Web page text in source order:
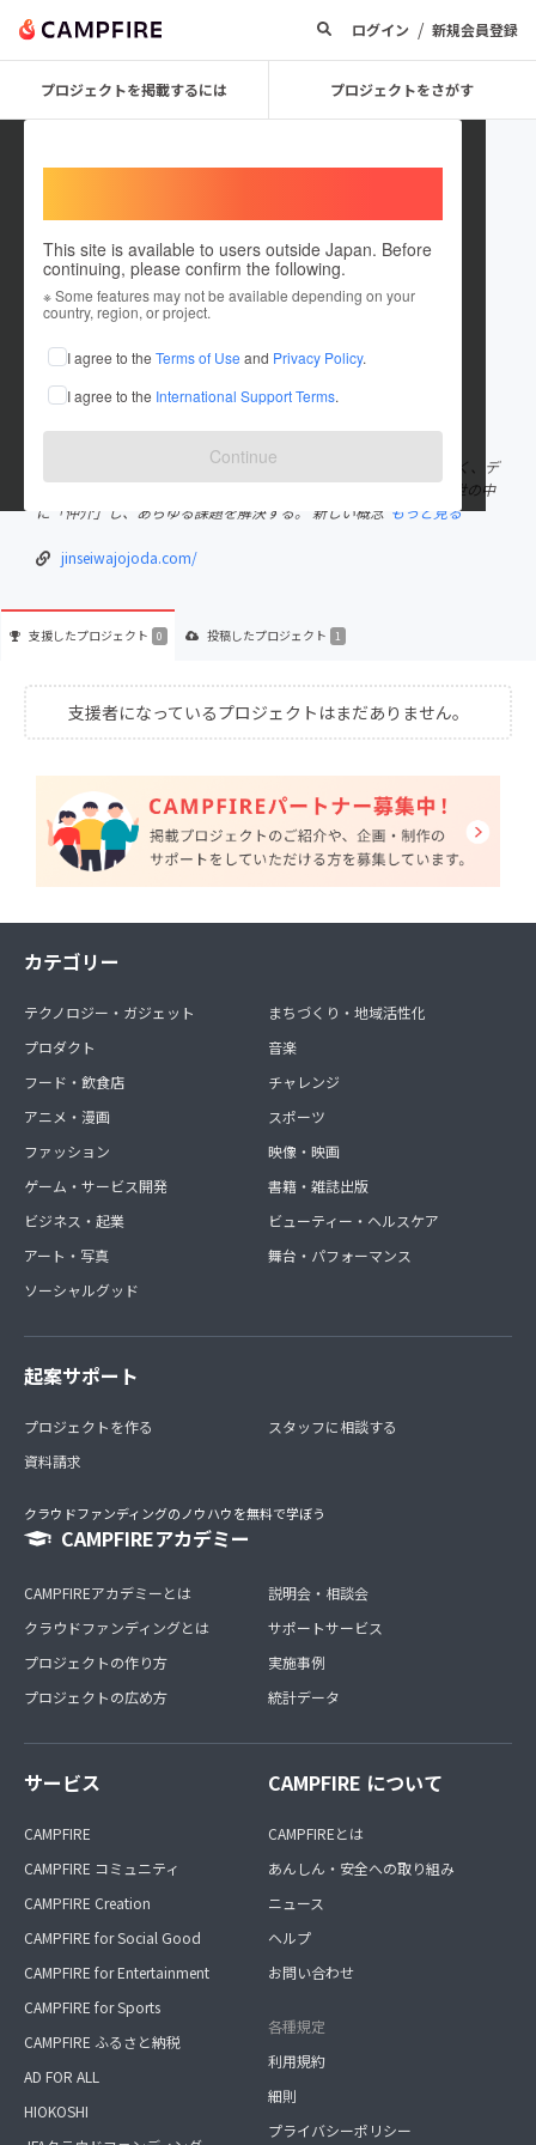
ログイン / 新規会員登録
プロジェクトを掲載するには プロジェクトをさがす
This site is available to users outside Japan. Before
continuing, please confirm the following.
※ Some features may not be available depending on your
country, region, or project.
I agree to the Terms of Use and Privacy Policy.
I agree to the International Support Terms.
Continue
jinsei_jojo
これまでに1件のプロジェクトを投稿しています
在住国：日本 現在地：香川県
出身国：日本 出身地：香川県
ブランディングやPRを起点としてデザインを「作る」だけではなく、デ
ザインと「繋げる」、デザインを「興す」ことでデザインの力を世の中
に「仲介」し、あらゆる課題を解決する。 新しい概念 もっと見る
jinseiwajojoda.com/
支援したプロジェクト 0 投稿したプロジェクト 1
支援者になっているプロジェクトはまだありません。
カテゴリー
テクノロジー・ガジェット
プロダクト
フード・飲食店
アニメ・漫画
ファッション
ゲーム・サービス開発
ビジネス・起業
アート・写真
ソーシャルグッド
まちづくり・地域活性化
音楽
チャレンジ
スポーツ
映像・映画
書籍・雑誌出版
ビューティー・ヘルスケア
舞台・パフォーマンス
起案サポート
プロジェクトを作る
資料請求
スタッフに相談する
クラウドファンディングのノウハウを無料で学ぼう
CAMPFIREアカデミー
CAMPFIREアカデミーとは
クラウドファンディングとは
プロジェクトの作り方
プロジェクトの広め方
説明会・相談会
サポートサービス
実施事例
統計データ
サービス
CAMPFIRE
CAMPFIRE コミュニティ
CAMPFIRE Creation
CAMPFIRE for Social Good
CAMPFIRE for Entertainment
CAMPFIRE for Sports
CAMPFIRE ふるさと納税
AD FOR ALL
HIOKOSHI
CAMPFIRE について
CAMPFIREとは
あんしん・安全への取り組み
ニュース
ヘルプ
お問い合わせ
各種規定
利用規約
細則
プライバシーポリシー